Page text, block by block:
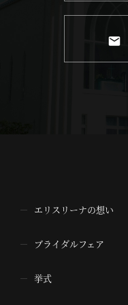
エリスリーナの想い
ブライダルフェア
挙式